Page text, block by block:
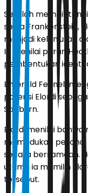
Setelah membintangi
serta Frankenstein,
menjadi kelanjutan
Ia menilai peran
pembentukan
Emerald Fennell
potensi Elordi
Saltburn.
Elordi menilai bahwa
memadukan
secara bersamaan.
utama ia memilih
tersebut.